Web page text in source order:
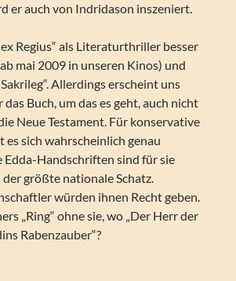
er auch von Indridason inszeniert.
Regius“ als Literaturthriller besser
mai 2009 in unseren Kinos) und
Allerdings erscheint uns
Buch, um das es geht, auch nicht
Neue Testament. Für konservative
es sich wahrscheinlich genau
Edda-Handschriften sind für sie
größte nationale Schatz.
würden ihnen Recht geben.
„Ring“ ohne sie, wo „Der Herr der
Rabenzauber“?